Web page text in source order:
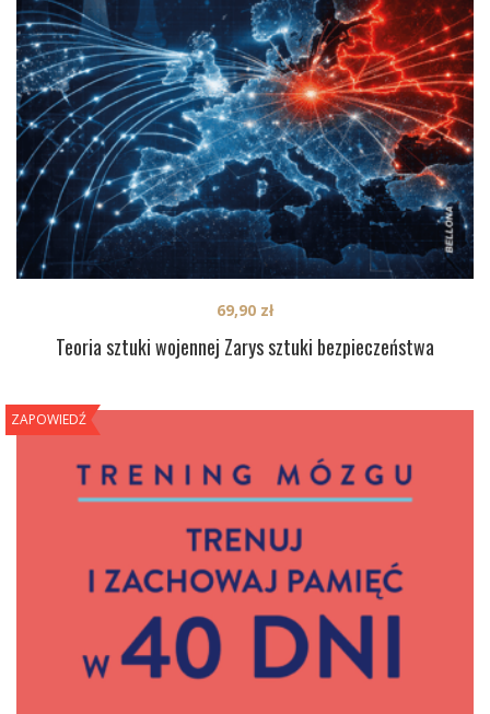
Teoria sztuki wojennej Zarys sztuki bezpieczeństwa
69,90 zł
ZAPOWIEDŹ